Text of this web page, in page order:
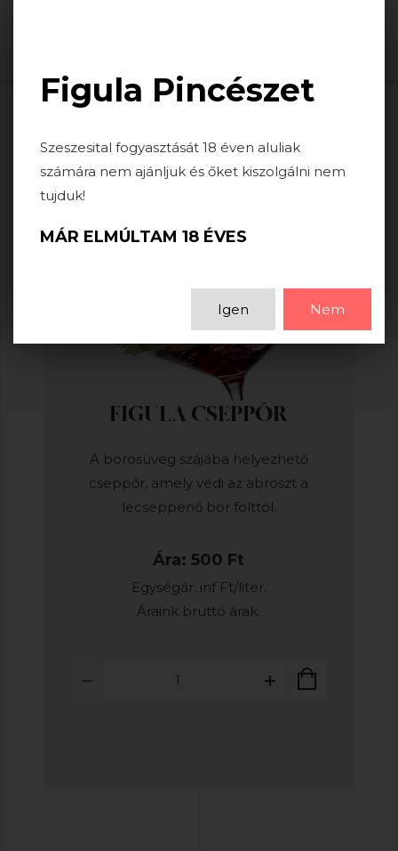
FIGULA CSEPPŐR
A borosüveg szájába helyezhető
cseppőr, amely védi az abroszt a
lecseppenő bor folttól.
Ára: 500 Ft
Egységár: inf Ft/liter.
Áraink bruttó árak.
Figula Pincészet
Szeszesital fogyasztását 18 éven aluliak
számára nem ajánljuk és őket kiszolgálni nem
tujduk!
MÁR ELMÚLTAM 18 ÉVES
Igen Nem